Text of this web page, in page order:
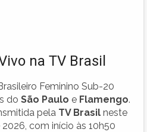
na TV Brasil
Feminino Sub-20
do São Paulo e Flamengo.
pela TV Brasil neste
com início às 10h50